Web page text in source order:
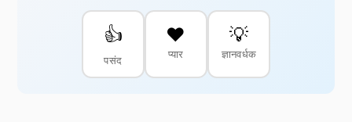
👍
पसंद
❤️
प्यार
💡
ज्ञानवर्धक